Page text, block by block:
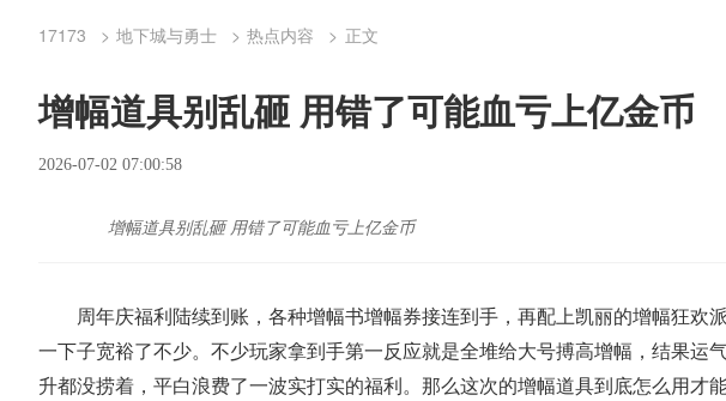
17173 地下城与勇士 热点内容 正文
增幅道具别乱砸 用错了可能血亏上亿金币
2026-07-02 07:00:58
增幅道具别乱砸 用错了可能血亏上亿金币
周年庆福利陆续到账，各种增幅书增幅券接连到手，再配上凯丽的增幅狂欢
一下子宽裕了不少。不少玩家拿到手第一反应就是全堆给大号搏高增幅，结果运
升都没捞着，平白浪费了一波实打实的福利。那么这次的增幅道具到底怎么用才